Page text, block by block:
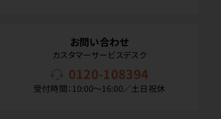
お問い合わせ
カスタマーサービスデスク
0120-108394
受付時間：10:00〜16:00／土日祝休